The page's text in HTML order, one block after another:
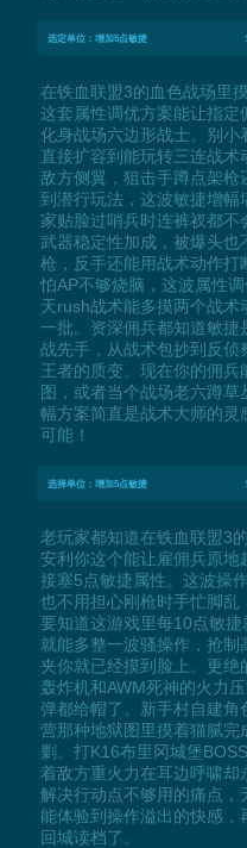
选定单位：增加5点敏捷
在铁血联盟3的血色战场里
这套属性调优方案能让指定
化身战场六边形战士。别小
直接扩容到能玩转三连战
敌方侧翼，狙击手蹲点架
到潜行玩法，这波敏捷增
家贴脸过哨兵时连裤衩都
武器稳定性加成，被爆头也
枪，反手还能用战术动作打
怕AP不够烧脑，这波属性
天rush战术能多摸两个战
一批。资深佣兵都知道敏捷
战先手，从战术包抄到反侦
王者的质变。现在你的佣
图，或者当个战场老六蹲
幅方案简直是战术大师的灵
可能！
选择单位：增加5点敏捷
老玩家都知道在铁血联盟3
安利你这个能让雇佣兵原
接塞5点敏捷属性。这波操
也不用担心刚枪时手忙脚乱
要知道这游戏里每10点敏
就能多整一波骚操作，抢
夹你就已经摸到脸上。更绝
轰炸机和AWM死神的火力
弹都给帽了。新手村自建角
营那种地狱图里摸着猫腻完
剿。打K16布里冈城堡
着敌方重火力在耳边呼啸却
解决行动点不够用的痛点
能体验到操作溢出的快感，
回城读档了。